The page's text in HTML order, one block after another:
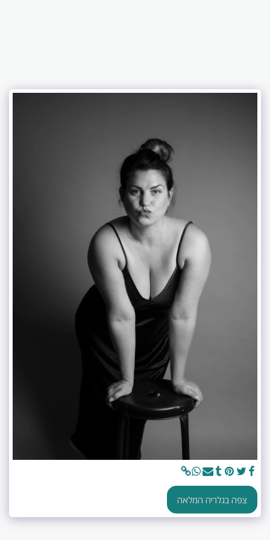
צפה בגלריה המלאה